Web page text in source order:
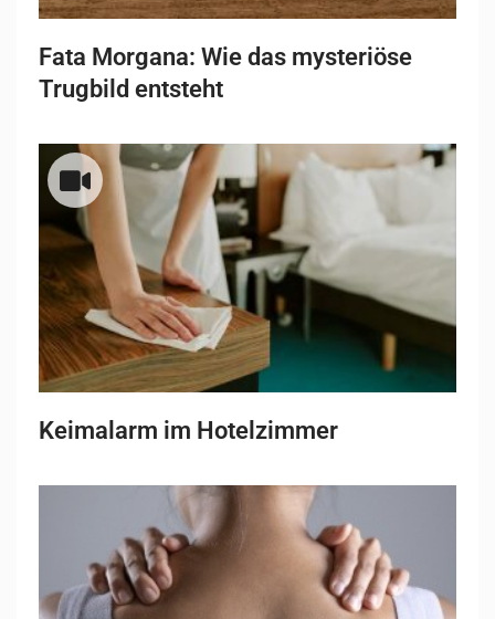
Fata Morgana: Wie das mysteriöse
Trugbild entsteht
Keimalarm im Hotelzimmer